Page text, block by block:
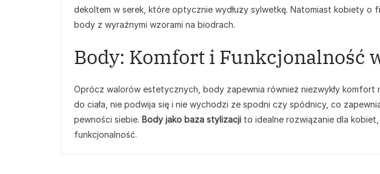
dekoltem w serek, które optycznie wydłuży sylwetkę. Natomiast kobiety o
body z wyraźnymi wzorami na biodrach.
Body: Komfort i Funkcjonalność
Oprócz walorów estetycznych, body zapewnia również niezwykły komfort
do ciała, nie podwija się i nie wychodzi ze spodni czy spódnicy, co
pewności siebie. Body jako baza stylizacji to idealne rozwiązanie dla
funkcjonalność.